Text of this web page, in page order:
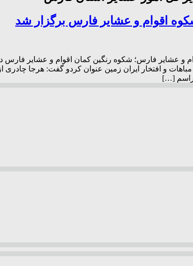
شکوه اقوام و عشایر فارس برگزار شد
و عشایر فارس؛ شکوه رنگین کمان اقوام و عشایر
و افتخار ایران زمین عنوان کردو گفت: هرجا چادری
[…]